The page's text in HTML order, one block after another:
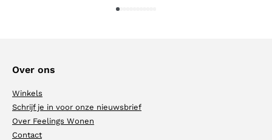
1
Over ons
Winkels
Schrijf je in voor onze nieuwsbrief
Over Feelings Wonen
Contact